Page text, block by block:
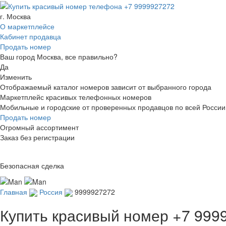
г. Москва
О маркетплейсе
Кабинет продавца
Продать номер
Ваш город Москва, все правильно?
Да
Изменить
Отображаемый каталог номеров зависит от выбранного города
Маркетплейс красивых телефонных номеров
Мобильные и городские от проверенных продавцов по всей России
Продать номер
Огромный ассортимент
Заказ без регистрации
Безопасная сделка
Главная Россия 9999927272
Купить красивый номер +7